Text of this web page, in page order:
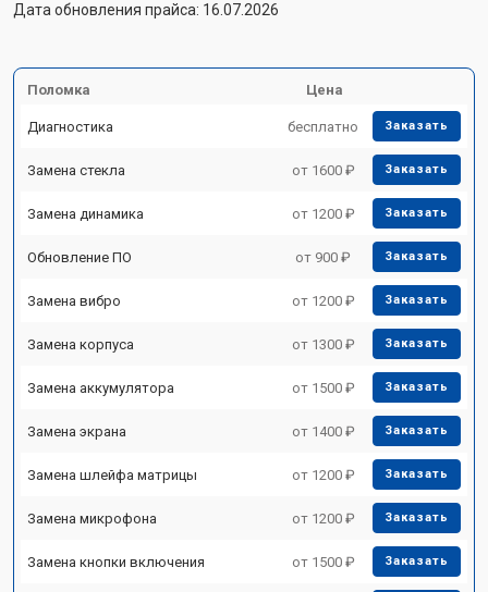
Дата обновления прайса: 16.07.2026
Поломка Цена
Диагностика бесплатно Заказать
Замена стекла от 1600 ₽ Заказать
Замена динамика от 1200 ₽ Заказать
Обновление ПО от 900 ₽ Заказать
Замена вибро от 1200 ₽ Заказать
Замена корпуса от 1300 ₽ Заказать
Замена аккумулятора от 1500 ₽ Заказать
Замена экрана от 1400 ₽ Заказать
Замена шлейфа матрицы от 1200 ₽ Заказать
Замена микрофона от 1200 ₽ Заказать
Замена кнопки включения от 1500 ₽ Заказать